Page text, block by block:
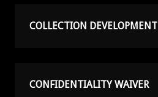
COLLECTION DEVELOPMENT
CONFIDENTIALITY WAIVER